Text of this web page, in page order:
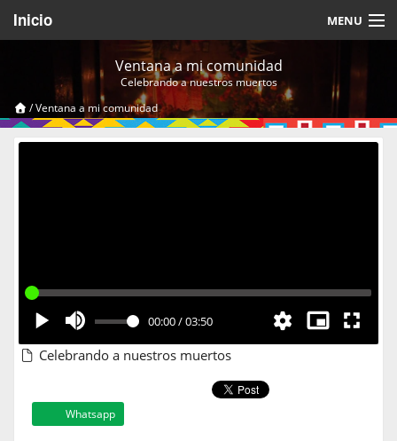
Inicio MENU
Videos Temáticos
Cerrar Sesión
Ventana a mi comunidad
Celebrando a nuestros muertos
/Ventana a mi comunidad
00:00/03:50
Celebrando a nuestros muertos
Whatsapp